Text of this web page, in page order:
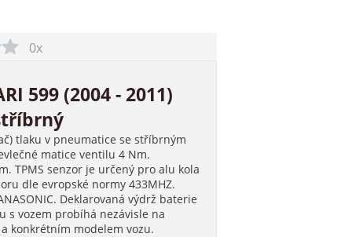
0x
599 (2004 - 2011)
tlaku v pneumatice se stříbrným
matice ventilu 4 Nm.
TPMS senzor je určený pro alu kola
dle evropské normy 433MHZ.
Deklarovaná výdrž baterie
s vozem probíhá nezávisle na
konkrétním modelem vozu.